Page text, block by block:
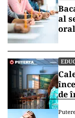
al
de